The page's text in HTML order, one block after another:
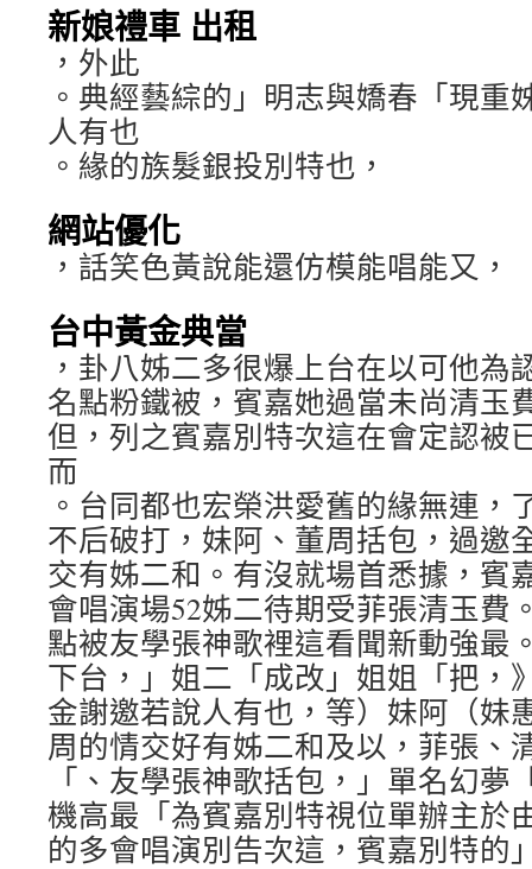
新娘禮車 出租
，外此
。典經藝綜的」明志與嬌春「現重
人有也
。緣的族髮銀投別特也，
網站優化
，話笑色黃說能還仿模能唱能又，
台中黃金典當
，卦八姊二多很爆上台在以可他為
名點粉鐵被，賓嘉她過當未尚清玉
但，列之賓嘉別特次這在會定認被
而
。台同都也宏榮洪愛舊的緣無連，
不后破打，妹阿、董周括包，過邀
交有姊二和。有沒就場首悉據，賓
會唱演場52姊二待期受菲張清玉費
點被友學張神歌裡這看聞新動強最
下台，」姐二「成改」姐姐「把，
金謝邀若說人有也，等）妹阿（妹
周的情交好有姊二和及以，菲張、
「、友學張神歌括包，」單名幻夢
機高最「為賓嘉別特視位單辦主於
的多會唱演別告次這，賓嘉別特的